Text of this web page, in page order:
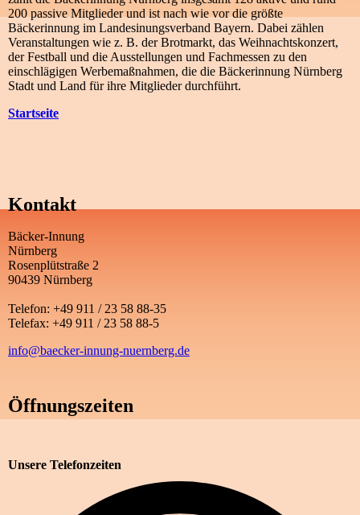
200 passive Mitglieder und ist nach wie vor die größte
Bäckerinnung im Landesinungsverband Bayern. Dabei zählen
Veranstaltungen wie z. B. der Brotmarkt, das Weihnachtskonzert,
der Festball und die Ausstellungen und Fachmessen zu den
einschlägigen Werbemaßnahmen, die die Bäckerinnung Nürnberg
Stadt und Land für ihre Mitglieder durchführt.
Startseite
Kontakt
Bäcker-Innung
Nürnberg
Rosenplütstraße 2
90439 Nürnberg
Telefon: +49 911 / 23 58 88-35
Telefax: +49 911 / 23 58 88-5
info@baecker-innung-nuernberg.de
Öffnungszeiten
Unsere Telefonzeiten